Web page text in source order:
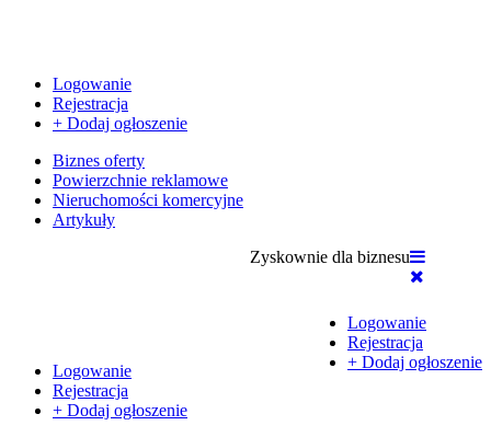
Logowanie
Rejestracja
+ Dodaj ogłoszenie
Biznes oferty
Powierzchnie reklamowe
Nieruchomości komercyjne
Artykuły
Zyskownie dla biznesu
Logowanie
Rejestracja
+ Dodaj ogłoszenie
Logowanie
Rejestracja
+ Dodaj ogłoszenie